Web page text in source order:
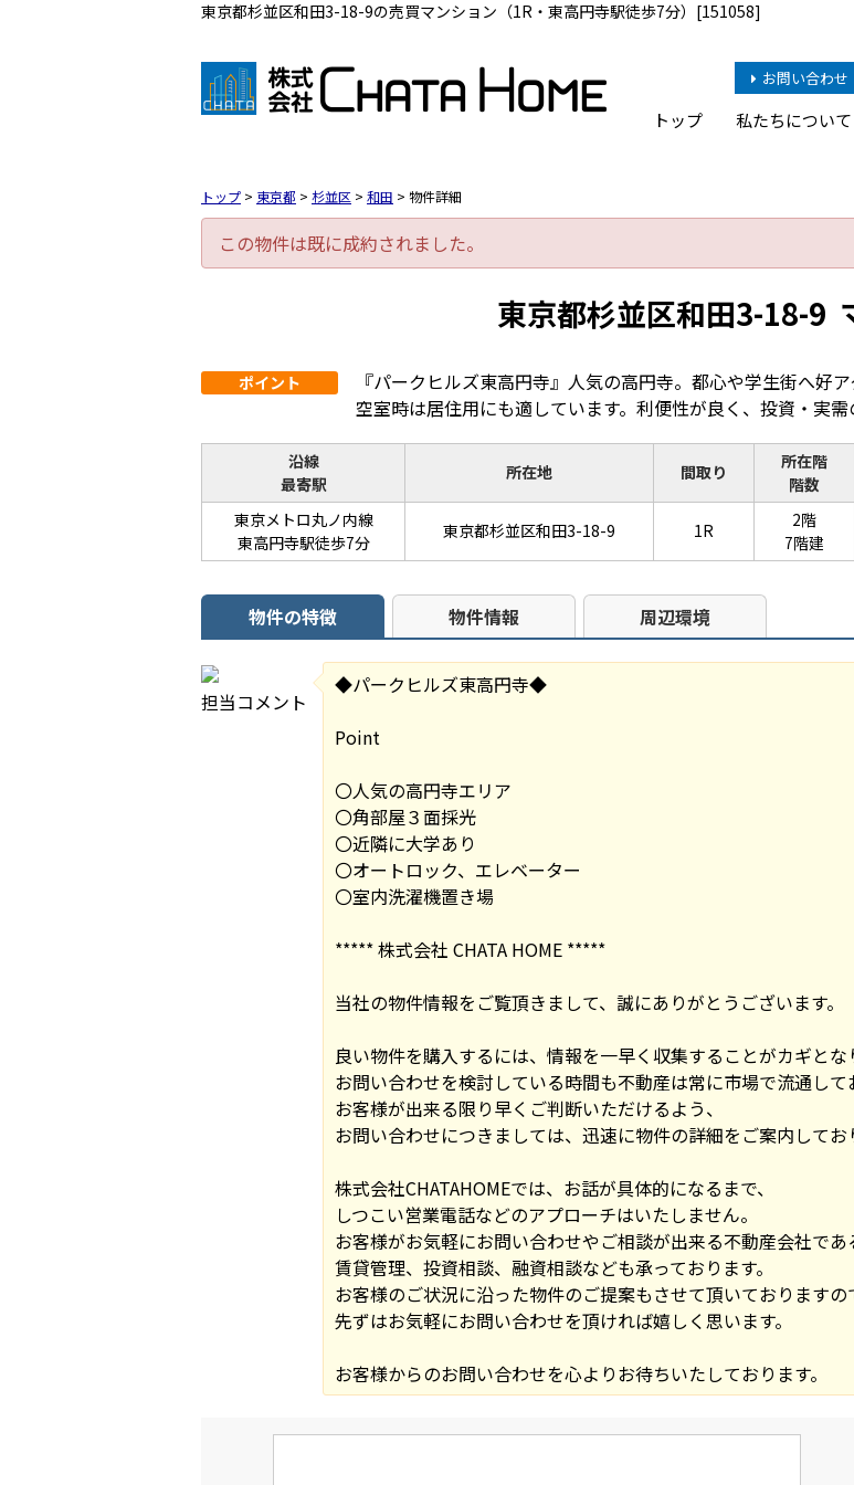
東京都杉並区和田3-18-9の売買マンション（1R・東高円寺駅徒歩7分）[151058]
お問い合わせ
トップ 私たちについて
トップ > 東京都 > 杉並区 > 和田 > 物件詳細
この物件は既に成約されました。
東京都杉並区和田3-18-9
ポイント
『パークヒルズ東高円寺』人気の高円寺。都心や学生街へ好
空室時は居住用にも適しています。利便性が良く、投資・実
沿線
最寄駅
所在地 間取り
所在階
階数
東京メトロ丸ノ内線
東高円寺駅徒歩7分
東京都杉並区和田3-18-9 1R
2階
7階建
物件の特徴 物件情報 周辺環境
担当コメント
◆パークヒルズ東高円寺◆
Point
〇人気の高円寺エリア
〇角部屋３面採光
〇近隣に大学あり
〇オートロック、エレベーター
〇室内洗濯機置き場
***** 株式会社 CHATA HOME *****
当社の物件情報をご覧頂きまして、誠にありがとうございます。
良い物件を購入するには、情報を一早く収集することがカギとな
お問い合わせを検討している時間も不動産は常に市場で流通して
お客様が出来る限り早くご判断いただけるよう、
お問い合わせにつきましては、迅速に物件の詳細をご案内してお
株式会社CHATAHOMEでは、お話が具体的になるまで、
しつこい営業電話などのアプローチはいたしません。
お客様がお気軽にお問い合わせやご相談が出来る不動産会社であ
賃貸管理、投資相談、融資相談なども承っております。
お客様のご状況に沿った物件のご提案もさせて頂いておりますの
先ずはお気軽にお問い合わせを頂ければ嬉しく思います。
お客様からのお問い合わせを心よりお待ちいたしております。